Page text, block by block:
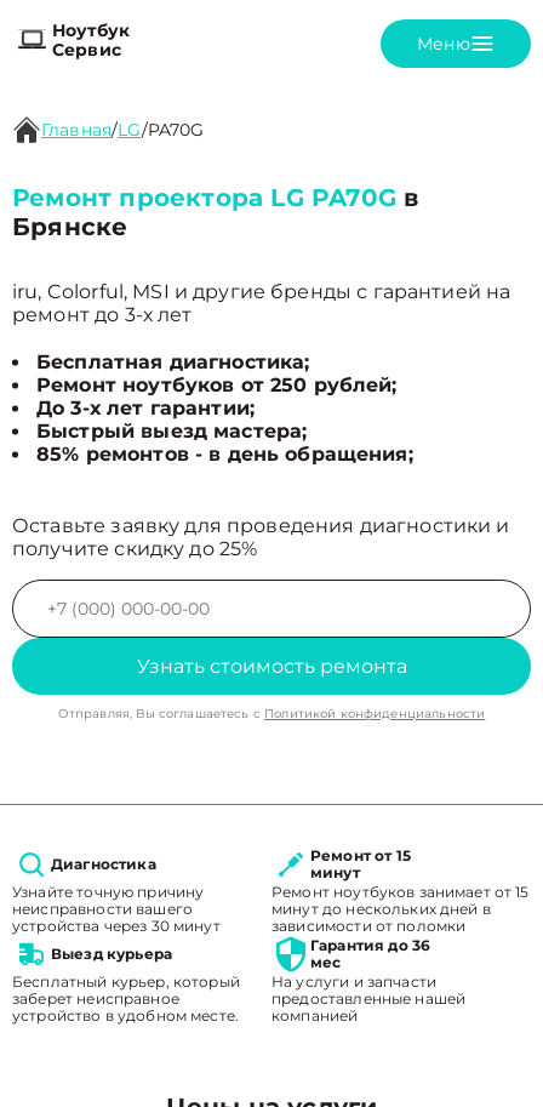
Ноутбук
Сервис
Меню
Главная/LG/PA70G
Ремонт проектора LG PA70G в
Брянске
iru, Colorful, MSI и другие бренды с гарантией на
ремонт до 3-х лет
Бесплатная диагностика;
Ремонт ноутбуков от 250 рублей;
До 3-х лет гарантии;
Быстрый выезд мастера;
85% ремонтов - в день обращения;
Оставьте заявку для проведения диагностики и
получите скидку до 25%
Узнать стоимость ремонта
Отправляя, Вы соглашаетесь с Политикой конфиденциальности
Диагностика
Узнайте точную причину
неисправности вашего
устройства через 30 минут
Ремонт от 15
минут
Ремонт ноутбуков занимает от 15
минут до нескольких дней в
зависимости от поломки
Выезд курьера
Бесплатный курьер, который
заберет неисправное
устройство в удобном месте.
Гарантия до 36
мес
На услуги и запчасти
предоставленные нашей
компанией